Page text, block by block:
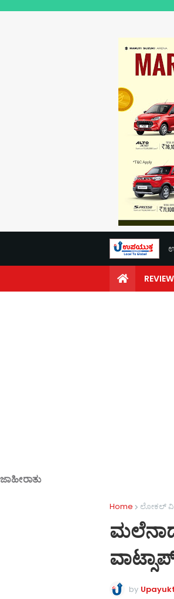
ಜಾಹೀರಾತು
Home ಲೋಕಲ್
by